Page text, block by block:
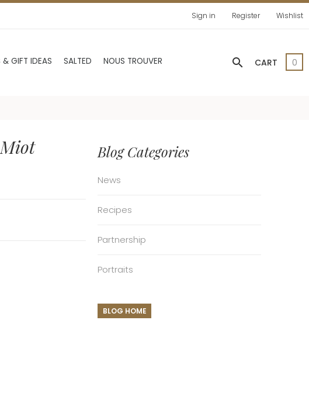
Sign in Register Wishlist
& GIFT IDEAS SALTED NOUS TROUVER search CART 0
Blog Categories
News
Recipes
Partnership
Portraits
BLOG HOME